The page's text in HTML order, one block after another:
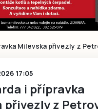
Přihlásit se
Milevska přivezly z
17:05
i přípravka
přivezly z